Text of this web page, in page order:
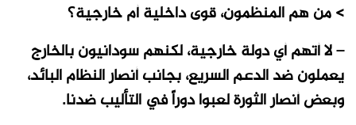
> من هم المنظمون، قوى داخلية أم خارجية؟
– لا أتهم أي دولة خارجية، لكنهم سودانيون بالخارج
يعملون ضد الدعم السريع، بجانب أنصار النظام البائد،
وبعض أنصار الثورة لعبوا دوراً في التأليب ضدنا.